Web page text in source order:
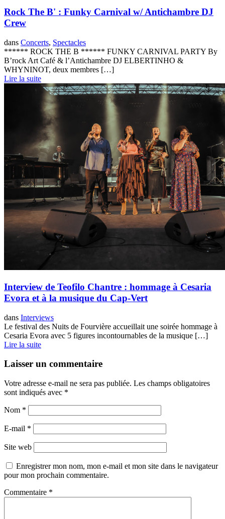
Rock The B' : Funky Carnival w/ Antichambre DJ
Crew
dans Concerts, Spectacles
****** ROCK THE B ****** FUNKY CARNIVAL PARTY By
B’rock Art Café & l’Antichambre DJ ELBERTINHO &
WHYNINOT, deux membres […]
Lire la suite
Interview de Teofilo Chantre : hommage à Cesaria
Evora et à la musique du Cap-Vert
dans Interviews
Le festival des Nuits de Fourvière accueillait une soirée hommage à
Cesaria Evora avec 5 figures incontournables de la musique […]
Lire la suite
Laisser un commentaire
Votre adresse e-mail ne sera pas publiée. Les champs obligatoires
sont indiqués avec *
Nom *
E-mail *
Site web
Enregistrer mon nom, mon e-mail et mon site dans le navigateur
pour mon prochain commentaire.
Commentaire *